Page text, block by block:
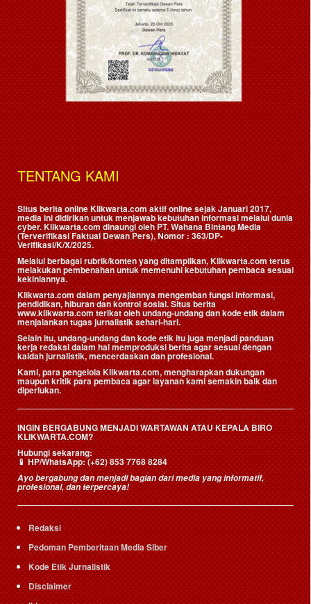
TENTANG KAMI
Situs berita online Klikwarta.com aktif online sejak Januari 2017,
media ini didirikan untuk menjawab kebutuhan informasi melalui dunia
cyber. Klikwarta.com dinaungi oleh PT. Wahana Bintang Media
(Terverifikasi Faktual Dewan Pers), Nomor : 363/DP-
Verifikasi/K/X/2025.
Melalui berbagai rubrik/konten yang ditampilkan, Klikwarta.com terus
melakukan pembenahan untuk memenuhi kebutuhan pembaca sesuai
kekiniannya.
Klikwarta.com dalam penyajiannya mengemban fungsi informasi,
pendidikan, hiburan dan kontrol sosial. Situs berita
www.klikwarta.com terikat oleh undang-undang dan kode etik dalam
menjalankan tugas jurnalistik sehari-hari.
Selain itu, undang-undang dan kode etik itu juga menjadi panduan
kerja redaksi dalam hal memproduksi berita agar sesuai dengan
kaidah jurnalistik, mencerdaskan dan profesional.
Kami, para pengelola Klikwarta.com, mengharapkan dukungan
maupun kritik para pembaca agar layanan kami semakin baik dan
diperlukan.
INGIN BERGABUNG MENJADI WARTAWAN ATAU KEPALA BIRO
KLIKWARTA.COM?
Hubungi sekarang:
📱HP/WhatsApp:(+62) 853 7768 8284
Ayo bergabung dan menjadi bagian dari media yang informatif,
profesional, dan terpercaya!
Redaksi
Pedoman Pemberitaan Media Siber
Kode Etik Jurnalistik
Disclaimer